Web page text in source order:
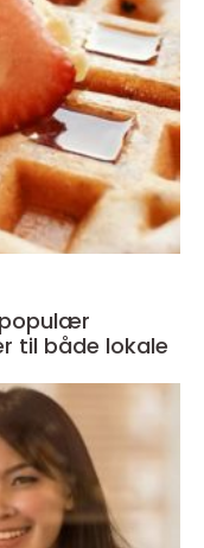
populær
til både lokale